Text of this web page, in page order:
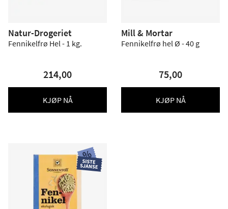
Natur-Drogeriet
Fennikelfrø Hel - 1 kg.
214,00
KJØP NÅ
Mill & Mortar
Fennikelfrø hel Ø - 40 g
75,00
KJØP NÅ